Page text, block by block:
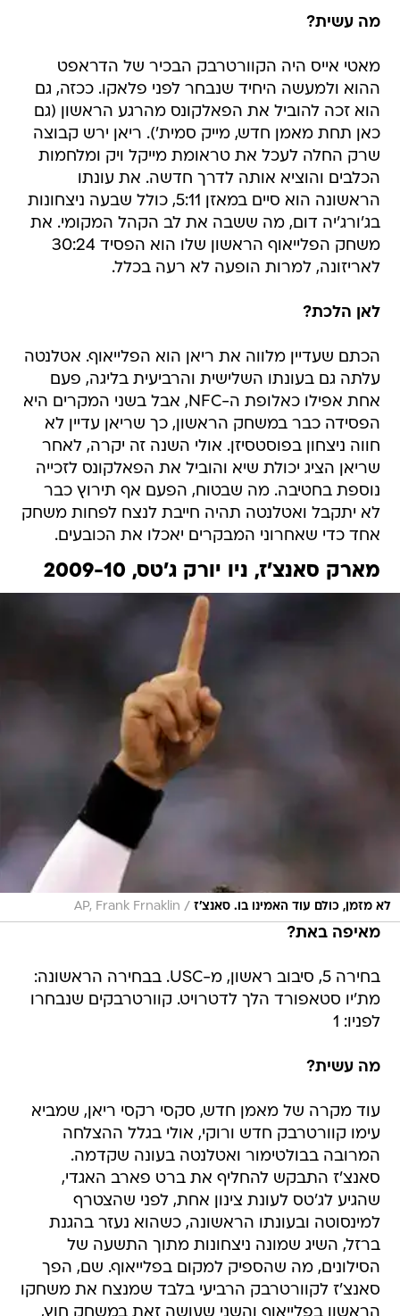
מה עשית?
מאטי אייס היה הקוורטרבק הבכיר של הדראפט
ההוא ולמעשה היחיד שנבחר לפני פלאקו. ככזה, גם
הוא זכה להוביל את הפאלקונס מהרגע הראשון (גם
כאן תחת מאמן חדש, מייק סמית'). ריאן ירש קבוצה
שרק החלה לעכל את טראומת מייקל ויק ומלחמות
הכלבים והוציא אותה לדרך חדשה. את עונתו
הראשונה הוא סיים במאזן 5:11, כולל שבעה ניצחונות
בג'ורג'יה דום, מה ששבה את לב הקהל המקומי. את
משחק הפלייאוף הראשון שלו הוא הפסיד 30:24
לאריזונה, למרות הופעה לא רעה בכלל.
לאן הלכת?
הכתם שעדיין מלווה את ריאן הוא הפלייאוף. אטלנטה
עלתה גם בעונתו השלישית והרביעית בליגה, פעם
אחת אפילו כאלופת ה-NFC, אבל בשני המקרים היא
הפסידה כבר במשחק הראשון, כך שריאן עדיין לא
חווה ניצחון בפוסטסיזן. אולי השנה זה יקרה, לאחר
שריאן הציג יכולת שיא והוביל את הפאלקונס לזכייה
נוספת בחטיבה. מה שבטוח, הפעם אף תירוץ כבר
לא יתקבל ואטלנטה תהיה חייבת לנצח לפחות משחק
אחד כדי שאחרוני המבקרים יאכלו את הכובעים.
מארק סאנצ'ז, ניו יורק ג'טס, 2009-10
לא מזמן, כולם עוד האמינו בו. סאנצ'ז /
AP, Frank Frnaklin
מאיפה באת?
בחירה 5, סיבוב ראשון, מ-USC. בבחירה הראשונה:
מת'יו סטאפורד הלך לדטרויט. קוורטרבקים שנבחרו
לפניו: 1
מה עשית?
עוד מקרה של מאמן חדש, סקסי רקסי ריאן, שמביא
עימו קוורטרבק חדש ורוקי, אולי בגלל ההצלחה
המרובה בבולטימור ואטלנטה בעונה שקדמה.
סאנצ'ז התבקש להחליף את ברט פארב האגדי,
שהגיע לג'טס לעונת צינון אחת, לפני שהצטרף
למינסוטה ובעונתו הראשונה, כשהוא נעזר בהגנת
ברזל, השיג שמונה ניצחונות מתוך התשעה של
הסילונים, מה שהספיק למקום בפלייאוף. שם, הפך
סאנצ'ז לקוורטרבק הרביעי בלבד שמנצח את משחקו